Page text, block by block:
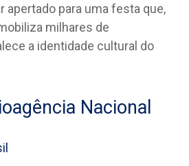
apertado para uma festa que,
milhares de
a identidade cultural do
Nacional